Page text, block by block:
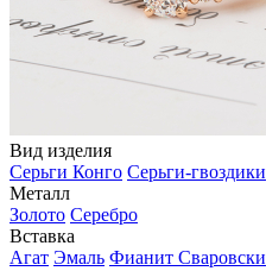
Вид изделия
Серьги Конго Серьги-гвоздики
Металл
Золото Серебро
Вставка
Агат Эмаль Фианит Сваровски